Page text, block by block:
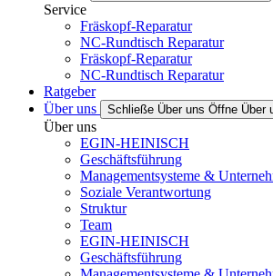
Service
Fräskopf-Reparatur
NC-Rundtisch Reparatur
Fräskopf-Reparatur
NC-Rundtisch Reparatur
Ratgeber
Über uns
Schließe Über uns Öffne Über
Über uns
EGIN-HEINISCH
Geschäftsführung
Managementsysteme &
Soziale Verantwortung
Struktur
Team
EGIN-HEINISCH
Geschäftsführung